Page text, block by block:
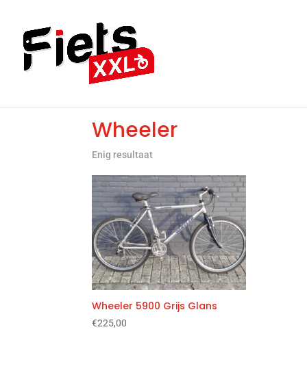
Wheeler
Enig resultaat
Wheeler 5900 Grijs Glans
€225,00